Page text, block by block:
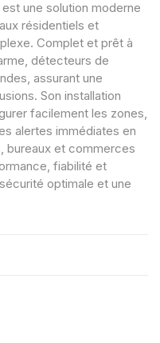
est une solution moderne
résidentiels et
Complet et prêt à
détecteurs de
assurant une
Son installation
facilement les zones,
alertes immédiates en
bureaux et commerces
fiabilité et
optimale et une